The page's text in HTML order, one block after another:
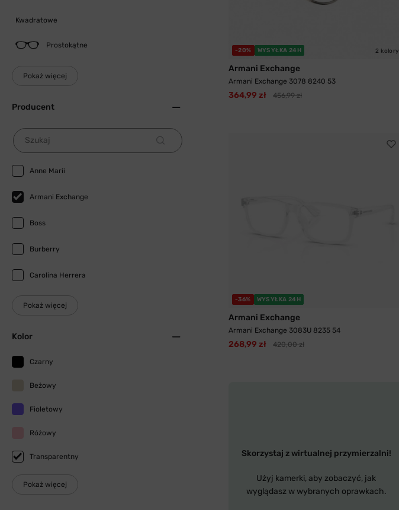
Kwadratowe
Prostokątne
Pokaż więcej
Producent
Szukaj
Anne Marii
Armani Exchange
Boss
Burberry
Carolina Herrera
Pokaż więcej
Kolor
Czarny
Beżowy
Fioletowy
Różowy
Transparentny
Pokaż więcej
-20% WYSYŁKA 24H 2 kolory
Armani Exchange
Armani Exchange 3078 8240 53
364,99 zł 456,99 zł
-36% WYSYŁKA 24H
Armani Exchange
Armani Exchange 3083U 8235 54
268,99 zł 420,00 zł
Skorzystaj z wirtualnej przymierzalni!
Użyj kamerki, aby zobaczyć, jak
wyglądasz w wybranych oprawkach.